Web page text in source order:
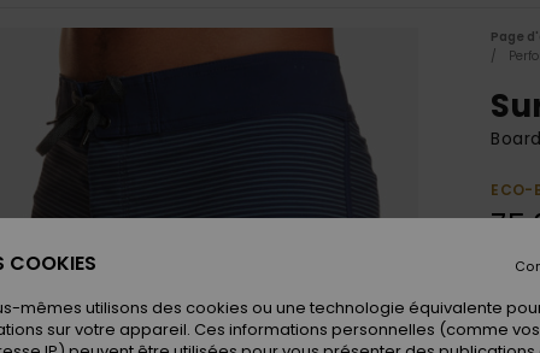
Page
ECO-
COOKIES
mêmes utilisons des cookies ou une technologie équivalente
sur votre appareil. Ces informations personnelles (comme